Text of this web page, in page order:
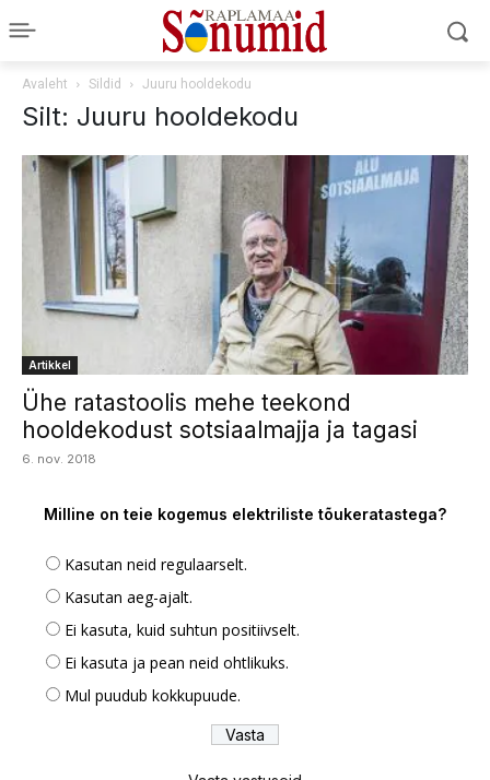
Avaleht Sildid Juuru hooldekodu
Silt: Juuru hooldekodu
Artikkel
Ühe ratastoolis mehe teekond
hooldekodust sotsiaalmajja ja tagasi
6. nov. 2018
Milline on teie kogemus elektriliste tõukeratastega?
Kasutan neid regulaarselt.
Kasutan aeg-ajalt.
Ei kasuta, kuid suhtun positiivselt.
Ei kasuta ja pean neid ohtlikuks.
Mul puudub kokkupuude.